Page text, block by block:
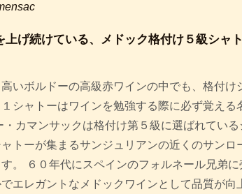
上げ続けている、メドック格付け５級シャト
いボルドーの高級赤ワインの中でも、格付け
シャトーはワインを勉強する際に必ず覚える
カマンサックは格付け第５級に選ばれている
トーが集まるサンジュリアンの近くのサンロ
。 ６０年代にスペインのフォルネール兄弟
エレガントなメドックワインとして品質が向